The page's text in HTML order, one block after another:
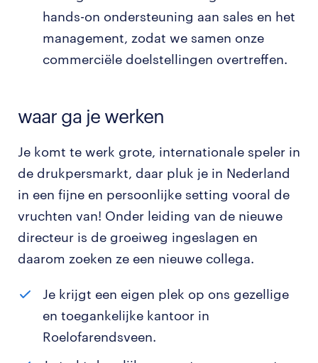
hands-on ondersteuning aan sales en het
management, zodat we samen onze
commerciële doelstellingen overtreffen.
waar ga je werken
Je komt te werk grote, internationale speler in
de drukpersmarkt, daar pluk je in Nederland
in een fijne en persoonlijke setting vooral de
vruchten van! Onder leiding van de nieuwe
directeur is de groeiweg ingeslagen en
daarom zoeken ze een nieuwe collega.
Je krijgt een eigen plek op ons gezellige
en toegankelijke kantoor in
Roelofarendsveen.